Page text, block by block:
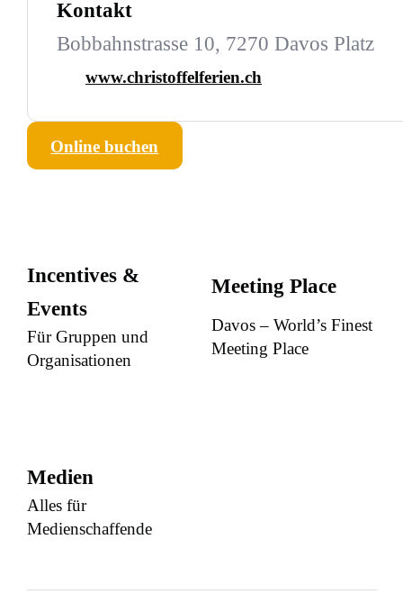
Kontakt
Bobbahnstrasse 10, 7270 Davos Platz
www.christoffelferien.ch
Online buchen
Incentives &
Events
Für Gruppen und
Organisationen
Meeting Place
Davos – World’s Finest
Meeting Place
Medien
Alles für
Medienschaffende